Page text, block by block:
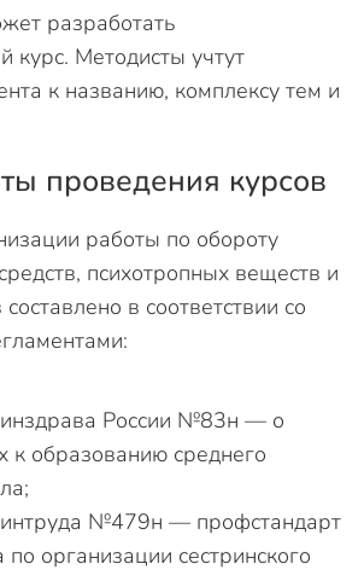
разработать
курс. Методисты учтут
к названию, комплексу тем и
проведения курсов
работы по обороту
психотропных веществ и
в соответствии со
России №83н — о
к образованию среднего
№479н — профстандарт
по организации сестринского